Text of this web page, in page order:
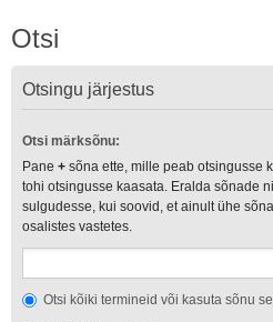
Otsi
Otsingu järjestus
Otsi märksõnu:
Pane + sõna ette, mille peab otsingusse
tohi otsingusse kaasata. Eralda sõnade
sulgudesse, kui soovid, et ainult ühe sõnaga otsitaks. Kasuta * wildcardina
osalistes vastetes.
Otsi kõiki termineid või kasuta sõnu